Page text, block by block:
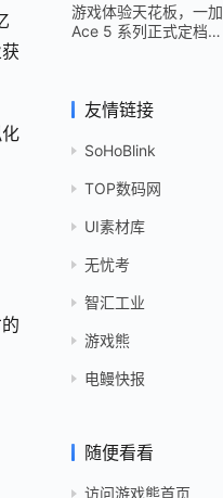
游戏体验天花板，一加
Ace 5 系列正式定档
友情链接
SoHoBlink
TOP数码网
UI素材库
无忧考
智汇工业
游戏熊
电鳗快报
随便看看
访问游戏熊首页